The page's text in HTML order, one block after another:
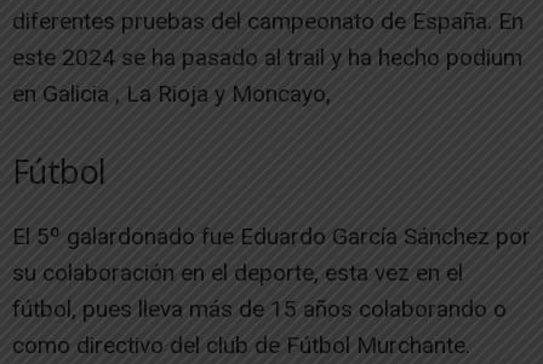
diferentes pruebas del campeonato de España. En
este 2024 se ha pasado al trail y ha hecho podium
en Galicia , La Rioja y Moncayo,
Fútbol
El 5º galardonado fue Eduardo García Sánchez por
su colaboración en el deporte, esta vez en el
fútbol, pues lleva más de 15 años colaborando o
como directivo del club de Fútbol Murchante.